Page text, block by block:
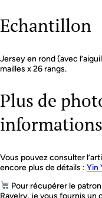
Echantillon
Jersey en rond (avec
mailles x 26 rangs.
Plus de
informations
Vous pouvez consulter
encore plus de détails : Yin
Pour récupérer le
Ravelry, je vous fournis un